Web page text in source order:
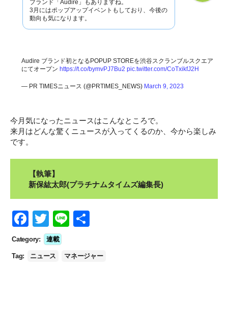
ブランド「Audire」もありますね。
3月にはポップアップイベントもしており、今後の
動向も気になります。
Audire ブランド初となるPOPUP STOREを渋谷スクランブルスクエア
にてオープン https://t.co/bymvPJ7Bu2 pic.twitter.com/CoTxikfJ2H
— PR TIMESニュース (@PRTIMES_NEWS) March 9, 2023
今月気になったニュースはこんなところで。
来月はどんな驚くニュースが入ってくるのか、今から楽しみ
です。
【執筆】
新保紘太郎(プラチナムタイムズ編集長)
F
a
c
T
wi
tt
Li
e
ar
Category: 連載
Tag: ニュース マネージャー